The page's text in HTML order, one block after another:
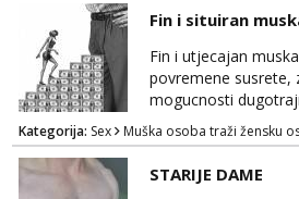
Fin i situiran
Fin i utjecajan
povremene susrete,
mogucnosti
potpora!
Kategorija: Sex Muška osoba traži žensku
STARIJE DAME